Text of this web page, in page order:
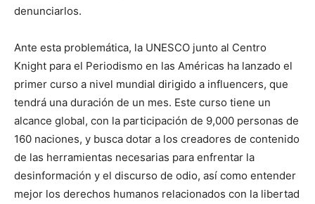
denunciarlos.
Ante esta problemática, la UNESCO junto al Centro
Knight para el Periodismo en las Américas ha lanzado el
primer curso a nivel mundial dirigido a influencers, que
tendrá una duración de un mes. Este curso tiene un
alcance global, con la participación de 9,000 personas de
160 naciones, y busca dotar a los creadores de contenido
de las herramientas necesarias para enfrentar la
desinformación y el discurso de odio, así como entender
mejor los derechos humanos relacionados con la libertad